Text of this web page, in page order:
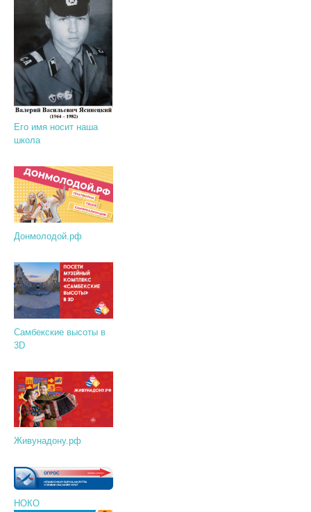
Его имя носит наша
школа
Донмолодой.рф
Самбекские высоты в
3D
Живунадону.рф
НОКО